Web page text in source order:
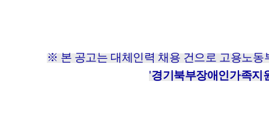
※ 본 공고는 대체인력 채용 건으로 고용노
'경기북부장애인가족지